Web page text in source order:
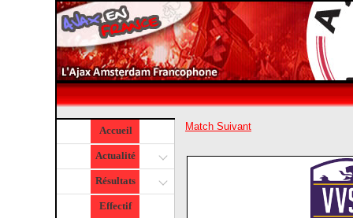
Accueil
Actualité
Résultats
Effectif
Match Suivant